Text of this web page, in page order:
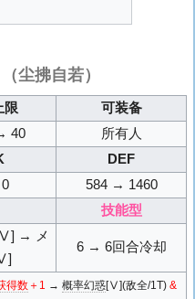
（尘拂自若）
限
可装备
40
所有人
DEF
584 → 1460
技能型
→ メ
6 → 6回合冷却
得数 ＋1 → 概率幻惑[Ⅴ](敌全/1T) &